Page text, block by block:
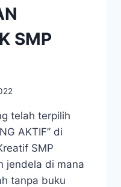
SMP
telah terpilih
AKTIF” di
SMP
jendela di mana
tanpa buku